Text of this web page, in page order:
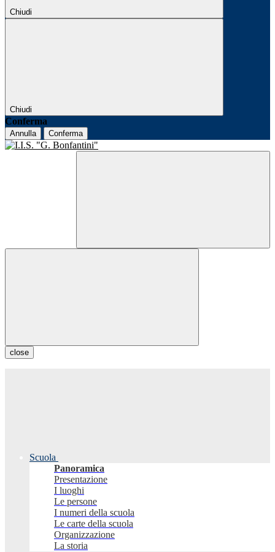
Chiudi
Chiudi
Conferma
Annulla Conferma
close
Scuola
Panoramica
Presentazione
I luoghi
Le persone
I numeri della scuola
Le carte della scuola
Organizzazione
La storia